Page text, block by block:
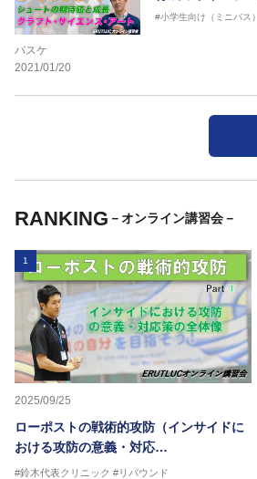
バスケ
2021/01/20
#小学生向け（ミニバス）
RANKING －オンライン講習会－
1
2025/09/25
ローポストの戦術的攻防（インサイドに
おける攻防の意義・対応…
#鈴木代表クリニック #リバウンド